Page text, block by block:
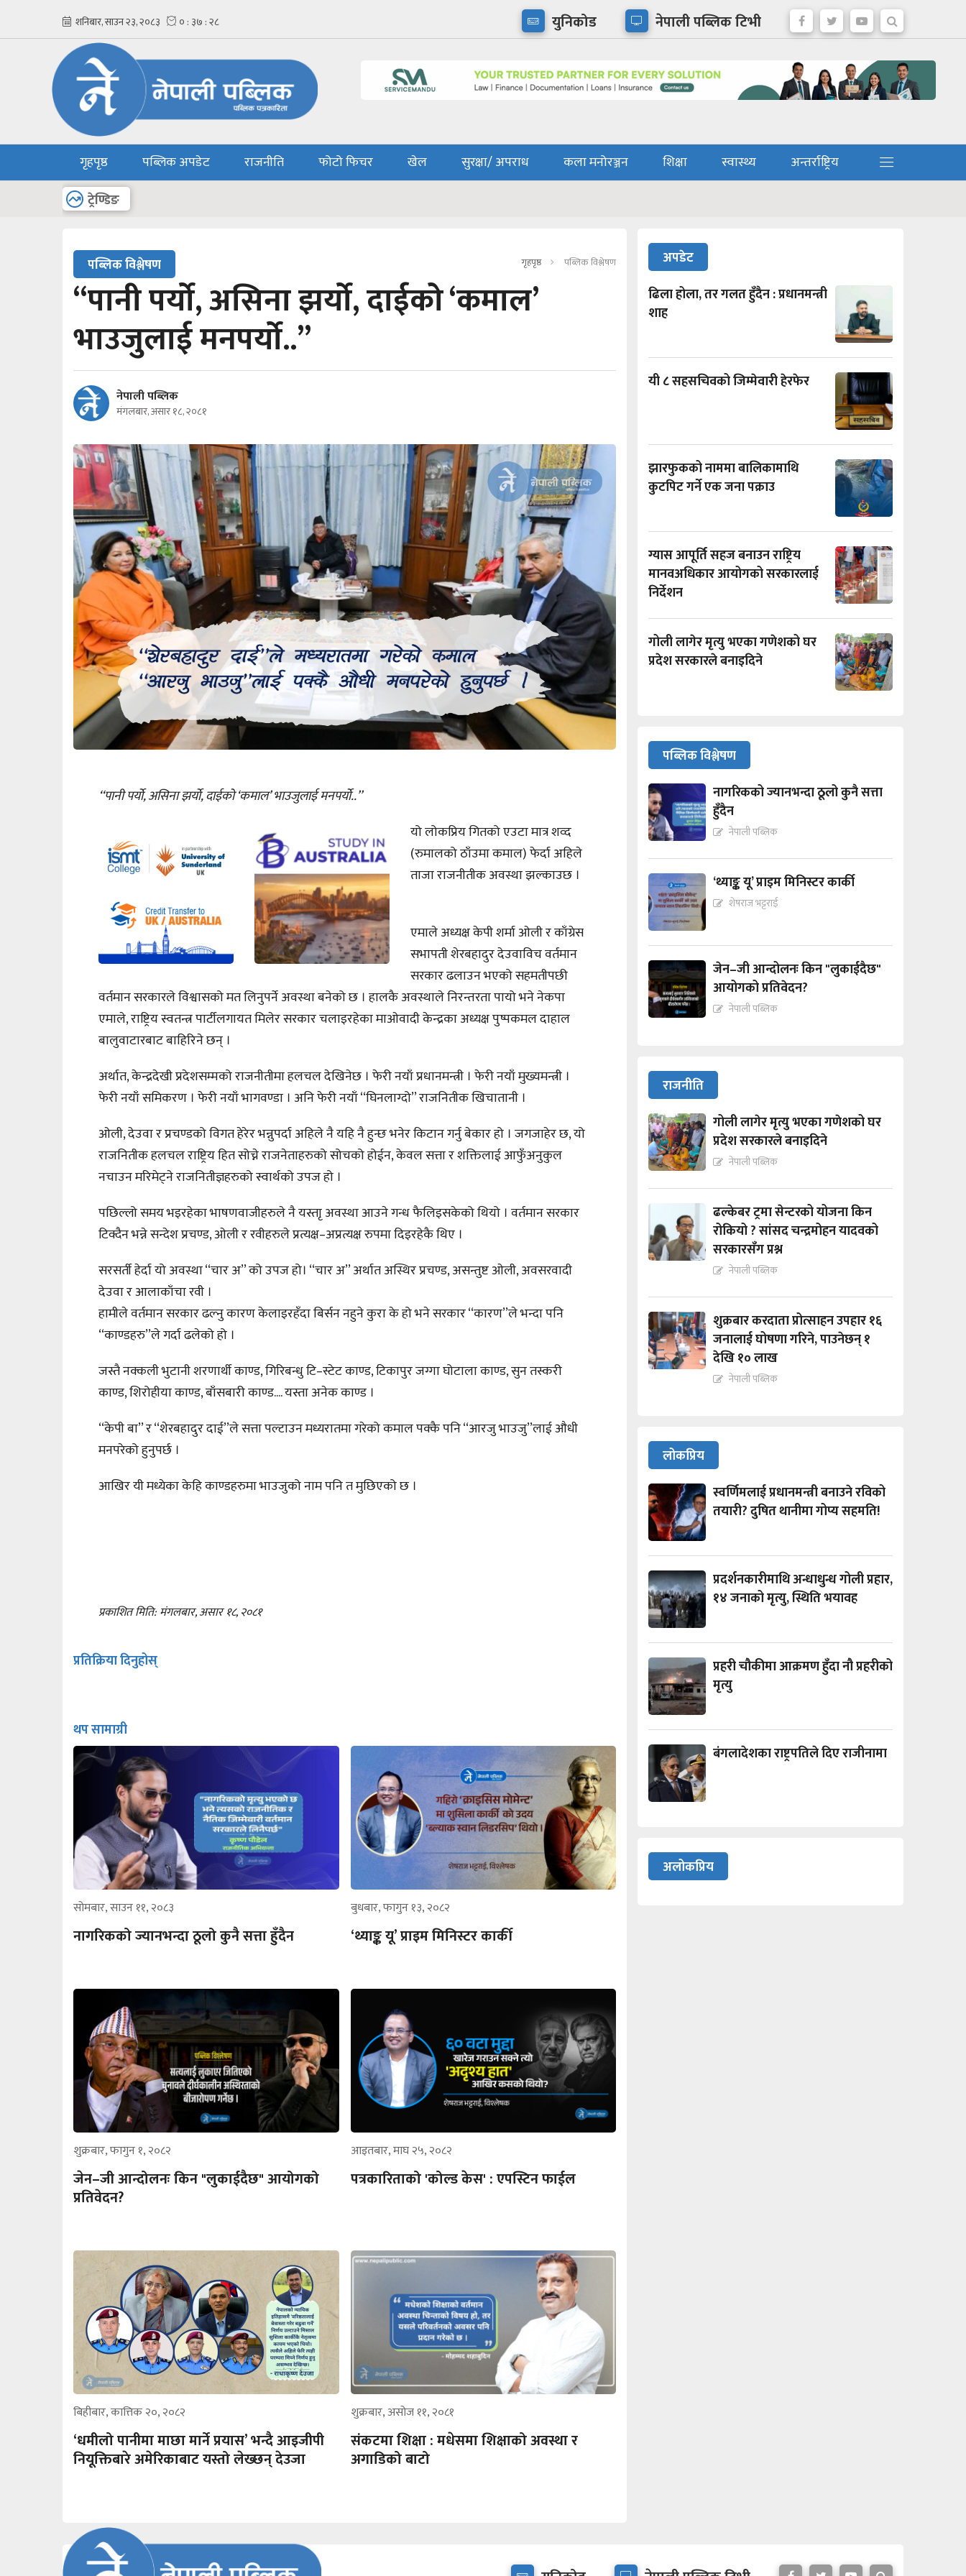
युनिकोड नेपाली पब्लिक टिभी
गृहपृष्ठ पब्लिक अपडेट राजनीति फोटो फिचर खेल सुरक्षा/ अपराध कला मनोरञ्जन शिक्षा स्वास्थ्य
अन्तर्राष्ट्रिय
अन्य
ट्रेण्डिङ
पब्लिक विश्लेषण गृहपृष्ठ पब्लिक विश्लेषण
‘‘पानी पर्यो, असिना झर्यो, दाईको ‘कमाल’
भाउजुलाई मनपर्यो..’’
नेपाली पब्लिक
मंगलबार, असार १८, २०८१
‘‘पानी पर्यो, असिना झर्यो, दाईको ‘कमाल’ भाउजुलाई मनपर्यो..’’
यो लोकप्रिय गितको एउटा मात्र शव्द
(रुमालको ठाँउमा कमाल) फेर्दा अहिले
ताजा राजनीतीक अवस्था झल्काउछ ।
एमाले अध्यक्ष केपी शर्मा ओली र काँग्रेस
सभापती शेरबहादुर देउवाविच वर्तमान
सरकार ढलाउन भएको सहमतीपछी
वर्तमान सरकारले विश्वासको मत लिनुपर्ने अवस्था बनेको छ । हालकै अवस्थाले निरन्तरता पायो भने नेकपा
एमाले, राष्ट्रिय स्वतन्त्र पार्टीलगायत मिलेर सरकार चलाइरहेका माओवादी केन्द्रका अध्यक्ष पुष्पकमल दाहाल
बालुवाटारबाट बाहिरिने छन् ।
अर्थात, केन्द्रदेखी प्रदेशसम्मको राजनीतीमा हलचल देखिनेछ । फेरी नयाँ प्रधानमन्त्री । फेरी नयाँ मुख्यमन्त्री ।
फेरी नयाँ समिकरण । फेरी नयाँ भागवण्डा । अनि फेरी नयाँ ‘‘घिनलाग्दो’’ राजनितीक खिचातानी ।
ओली, देउवा र प्रचण्डको विगत हेरेर भन्नुपर्दा अहिले नै यहि नै हुन्छ भनेर किटान गर्नु बेकार हो । जगजाहेर छ, यो
राजनितीक हलचल राष्ट्रिय हित सोच्ने राजनेताहरुको सोचको होईन, केवल सत्ता र शक्तिलाई आफुँअनुकुल
नचाउन मरिमेट्ने राजनितीज्ञहरुको स्वार्थको उपज हो ।
पछिल्लो समय भइरहेका भाषणवाजीहरुले नै यस्ताृ अवस्था आउने गन्ध फैलिइसकेको थियो । वर्तमान सरकार
टिक्दैन भन्ने सन्देश प्रचण्ड, ओली र रवीहरुले प्रत्यक्ष–अप्रत्यक्ष रुपमा दिइरहेकै थिए ।
सरसर्ती हेर्दा यो अवस्था ‘‘चार अ’’ को उपज हो। ‘‘चार अ’’ अर्थात अस्थिर प्रचण्ड, असन्तुष्ट ओली, अवसरवादी
देउवा र आलाकाँचा रवी ।
हामीले वर्तमान सरकार ढल्नु कारण केलाइरहँदा बिर्सन नहुने कुरा के हो भने सरकार ‘‘कारण’’ले भन्दा पनि
‘‘काण्डहरु’’ले गर्दा ढलेको हो ।
जस्तै नक्कली भुटानी शरणार्थी काण्ड, गिरिबन्धु टि–स्टेट काण्ड, टिकापुर जग्गा घोटाला काण्ड, सुन तस्करी
काण्ड, शिरोहीया काण्ड, बाँसबारी काण्ड.... यस्ता अनेक काण्ड ।
‘‘केपी बा’’ र ‘‘शेरबहादुर दाई’’ले सत्ता पल्टाउन मध्यरातमा गरेको कमाल पक्कै पनि ‘‘आरजु भाउजु’’लाई औधी
मनपरेको हुनुपर्छ ।
आखिर यी मध्येका केहि काण्डहरुमा भाउजुको नाम पनि त मुछिएको छ ।
प्रकाशित मिति: मंगलबार, असार १८, २०८१
प्रतिक्रिया दिनुहोस्
थप सामाग्री
सोमबार, साउन ११, २०८३
नागरिकको ज्यानभन्दा ठूलो कुनै सत्ता हुँदैन
बुधबार, फागुन १३, २०८२
‘थ्याङ्क यू’ प्राइम मिनिस्टर कार्की
शुक्रबार, फागुन १, २०८२
जेन–जी आन्दोलनः किन "लुकाईदैछ" आयोगको
प्रतिवेदन?
आइतबार, माघ २५, २०८२
पत्रकारिताको 'कोल्ड केस' : एपस्टिन फाईल
बिहीबार, कात्तिक २०, २०८२
‘धमीलो पानीमा माछा मार्ने प्रयास’ भन्दै आइजीपी
नियूक्तिबारे अमेरिकाबाट यस्तो लेख्छन् देउजा
शुक्रबार, असोज ११, २०८१
संकटमा शिक्षा : मधेसमा शिक्षाको अवस्था र
अगाडिको बाटो
अपडेट
ढिला होला, तर गलत हुँदैन : प्रधानमन्त्री
शाह
यी ८ सहसचिवको जिम्मेवारी हेरफेर
झारफुकको नाममा बालिकामाथि
कुटपिट गर्ने एक जना पक्राउ
ग्यास आपूर्ति सहज बनाउन राष्ट्रिय
मानवअधिकार आयोगको सरकारलाई
निर्देशन
गोली लागेर मृत्यु भएका गणेशको घर
प्रदेश सरकारले बनाइदिने
पब्लिक विश्लेषण
नागरिकको ज्यानभन्दा ठूलो कुनै सत्ता
हुँदैन
नेपाली पब्लिक
‘थ्याङ्क यू’ प्राइम मिनिस्टर कार्की
शेषराज भट्टराई
जेन–जी आन्दोलनः किन "लुकाईदैछ"
आयोगको प्रतिवेदन?
नेपाली पब्लिक
राजनीति
गोली लागेर मृत्यु भएका गणेशको घर
प्रदेश सरकारले बनाइदिने
नेपाली पब्लिक
ढल्केबर ट्रमा सेन्टरको योजना किन
रोकियो ? सांसद चन्द्रमोहन यादवको
सरकारसँग प्रश्न
नेपाली पब्लिक
शुक्रबार करदाता प्रोत्साहन उपहार १६
जनालाई घोषणा गरिने, पाउनेछन् १
देखि १० लाख
नेपाली पब्लिक
लोकप्रिय
स्वर्णिमलाई प्रधानमन्त्री बनाउने रविको
तयारी? दुषित थानीमा गोप्य सहमति!
प्रदर्शनकारीमाथि अन्धाधुन्ध गोली प्रहार,
१४ जनाको मृत्यु, स्थिति भयावह
प्रहरी चौकीमा आक्रमण हुँदा नौ प्रहरीको
मृत्यु
बंगलादेशका राष्ट्रपतिले दिए राजीनामा
अलोकप्रिय